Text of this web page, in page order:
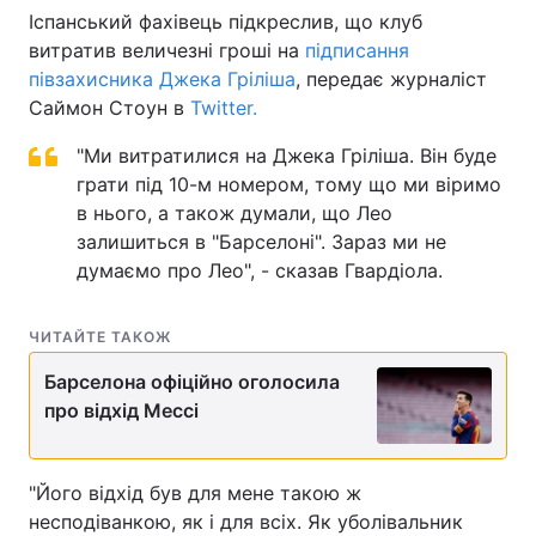
Іспанський фахівець підкреслив, що клуб
витратив величезні гроші на підписання
півзахисника Джека Гріліша, передає журналіст
Саймон Стоун в Twitter.
"Ми витратилися на Джека Гріліша. Він буде
грати під 10-м номером, тому що ми віримо
в нього, а також думали, що Лео
залишиться в "Барселоні". Зараз ми не
думаємо про Лео", - сказав Гвардіола.
ЧИТАЙТЕ ТАКОЖ
Барселона офіційно оголосила
про відхід Мессі
"Його відхід був для мене такою ж
несподіванкою, як і для всіх. Як уболівальник